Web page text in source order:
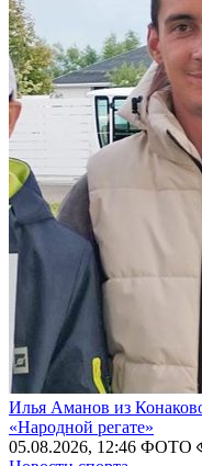
Илья Аманов из
«Народной регате»
05.08.2026, 12:46 ФОТО